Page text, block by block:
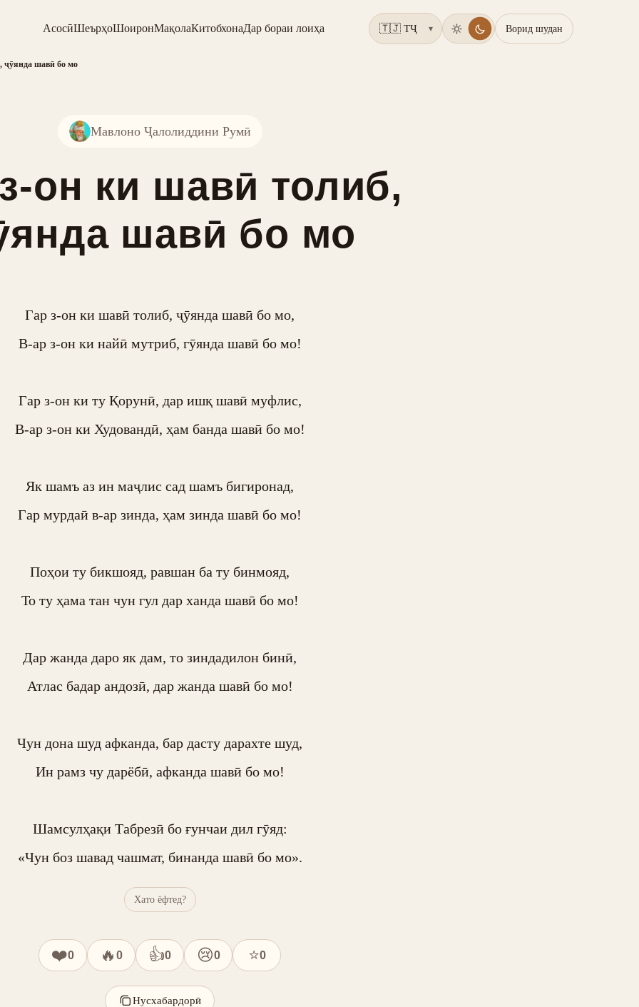
АсосӣШеърҳоШоиронМақолаКитобхонаДар бораи лоиҳа ▾ Ворид шудан
ҷӯянда шавӣ бо мо
Мавлоно Ҷалолиддини Румӣ
он ки шавӣ толиб,
шавӣ бо мо
Гар з-он ки шавӣ толиб, ҷӯянда шавӣ бо мо,
В-ар з-он ки найӣ мутриб, гӯянда шавӣ бо мо!
Гар з-он ки ту Қорунӣ, дар ишқ шавӣ муфлис,
В-ар з-он ки Худовандӣ, ҳам банда шавӣ бо мо!
Як шамъ аз ин маҷлис сад шамъ бигиронад,
Гар мурдаӣ в-ар зинда, ҳам зинда шавӣ бо мо!
Поҳои ту бикшояд, равшан ба ту бинмояд,
То ту ҳама тан чун гул дар ханда шавӣ бо мо!
Дар жанда даро як дам, то зиндадилон бинӣ,
Атлас бадар андозӣ, дар жанда шавӣ бо мо!
Чун дона шуд афканда, бар дасту дарахте шуд,
Ин рамз чу дарёбӣ, афканда шавӣ бо мо!
Шамсулҳақи Табрезӣ бо ғунчаи дил гӯяд:
«Чун боз шавад чашмат, бинанда шавӣ бо мо».
Хато ёфтед?
❤️0 🔥 0 👍0 😢0 ⭐0
Нусхабардорӣ